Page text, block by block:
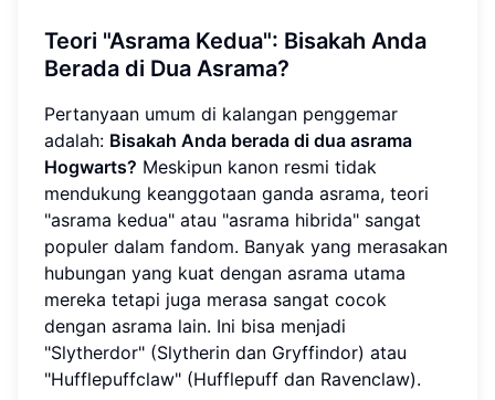
Teori "Asrama Kedua": Bisakah Anda
Berada di Dua Asrama?
Pertanyaan umum di kalangan penggemar
adalah: Bisakah Anda berada di dua asrama
Hogwarts? Meskipun kanon resmi tidak
mendukung keanggotaan ganda asrama, teori
"asrama kedua" atau "asrama hibrida" sangat
populer dalam fandom. Banyak yang merasakan
hubungan yang kuat dengan asrama utama
mereka tetapi juga merasa sangat cocok
dengan asrama lain. Ini bisa menjadi
"Slytherdor" (Slytherin dan Gryffindor) atau
"Hufflepuffclaw" (Hufflepuff dan Ravenclaw).